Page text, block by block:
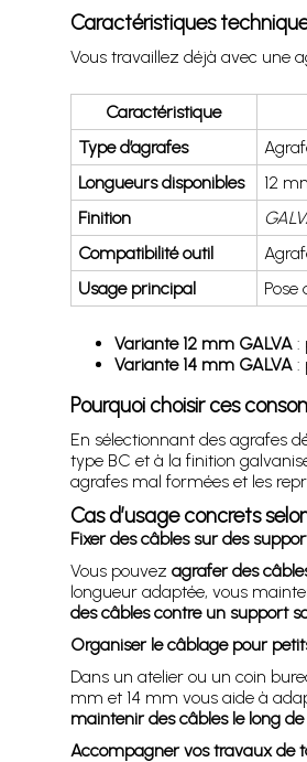
Caractéristiques
Vous travaillez déjà avec une
Caractéristique
Type d’agrafes
Longueurs disponibles
12
Finition
Compatibilité outil
Usage principal
Pose
Variante 12 mm GALVA:
Variante 14 mm GALVA:
Pourquoi choisir ces
En sélectionnant des agrafes
type BC et à la finition
agrafes mal formées et les
Cas d’usage concrets
Fixer des câbles sur des
Vous pouvez agrafer des
longueur adaptée, vous
des câbles contre un support
Organiser le câblage pour
Dans un atelier ou un coin
mm et 14 mm vous aide à
maintenir des câbles le long
Accompagner vos travaux de